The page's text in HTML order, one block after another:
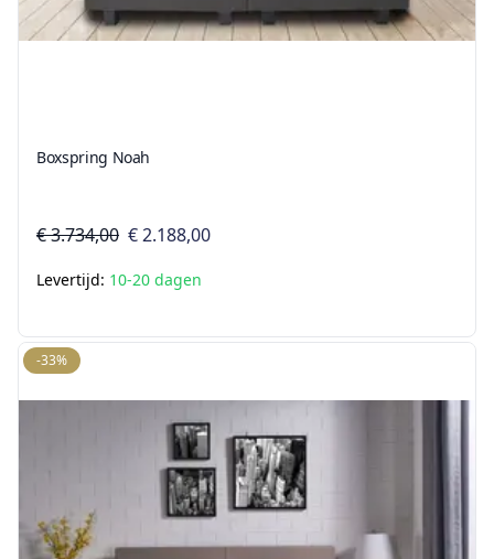
Boxspring Noah
€ 3.734,00 € 2.188,00
Levertijd: 10-20 dagen
-33%